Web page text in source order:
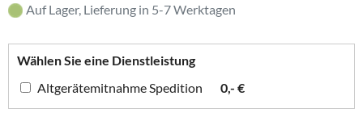
Auf Lager, Lieferung in 5-7 Werktagen
Wählen Sie eine Dienstleistung
Altgerätemitnahme Spedition
0,- €